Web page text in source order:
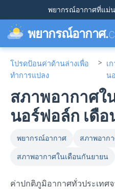
พยากรณ์อากาศที่แม่
พยากรณ์อากาศ.
โปรดป้อนค่าด้านล่างเพื่อ
ทำการแปลง
> เ
น
สภาพอากาศใ
นอร์ฟอล์ก เดื
พยากรณ์อากาศ สภาพอาก
สภาพอากาศในเดือนกันยายน
ค่าปกติภูมิอากาศทั่วประเทศ